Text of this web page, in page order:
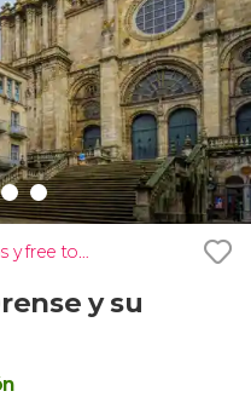
Visitas guiadas y free tours
y su